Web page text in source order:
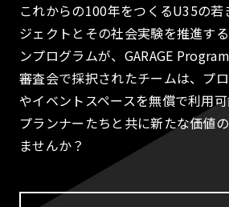
これからの100年をつくるU35の若
ジェクトとその社会実験を推進す
ンプログラムが、GARAGE
審査会で採択されたチームは、プ
やイベントスペースを無償で利用
プランナーたちと共に新たな価値
ませんか？